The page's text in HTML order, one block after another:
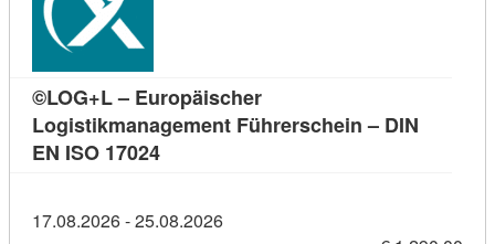
©LOG+L – Europäischer
Logistikmanagement Führerschein – DIN
EN ISO 17024Kursdetail: ©LOG+L – Europäischer
17.08.2026 - 25.08.2026